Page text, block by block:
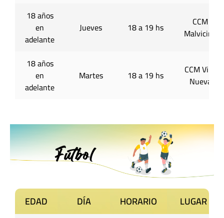
18 años
en
adelante
Jueves 18 a 19 hs
CCM
Malvicino
18 años
en
adelante
Martes 18 a 19 hs
CCM Villa
Nueva
EDAD DÍA HORARIO LUGAR